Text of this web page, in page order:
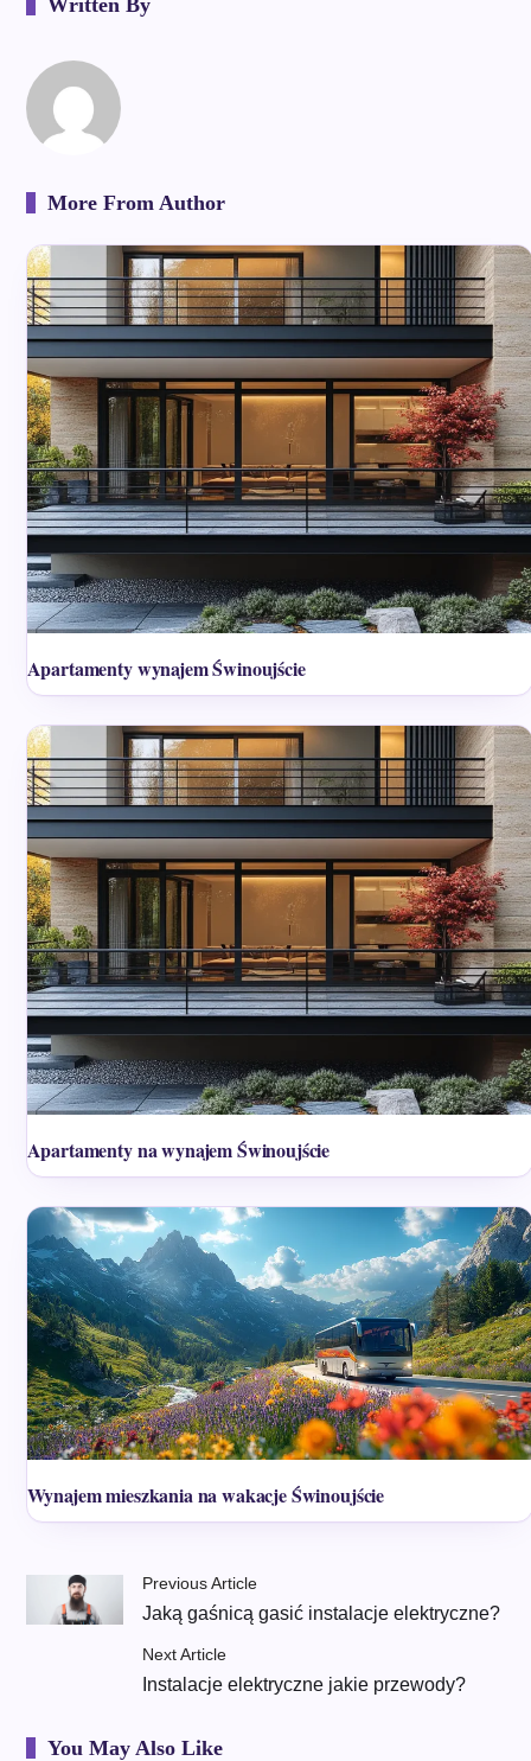
Written By
More From Author
Apartamenty wynajem Świnoujście
Apartamenty na wynajem Świnoujście
Wynajem mieszkania na wakacje Świnoujście
Previous Article
Jaką gaśnicą gasić instalacje elektryczne?
Next Article
Instalacje elektryczne jakie przewody?
You May Also Like